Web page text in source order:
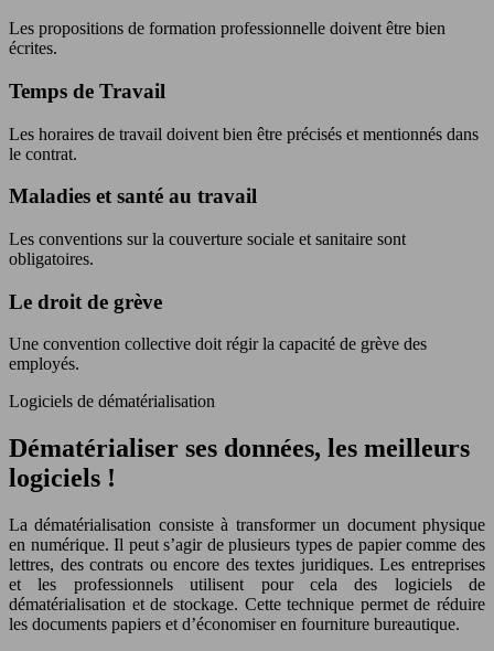
Les propositions de formation professionnelle doivent être bien
écrites.
Temps de Travail
Les horaires de travail doivent bien être précisés et mentionnés dans
le contrat.
Maladies et santé au travail
Les conventions sur la couverture sociale et sanitaire sont
obligatoires.
Le droit de grève
Une convention collective doit régir la capacité de grève des
employés.
Logiciels de dématérialisation
Dématérialiser ses données, les meilleurs
logiciels !
La dématérialisation consiste à transformer un document physique
en numérique. Il peut s’agir de plusieurs types de papier comme des
lettres, des contrats ou encore des textes juridiques. Les entreprises
et les professionnels utilisent pour cela des logiciels de
dématérialisation et de stockage. Cette technique permet de réduire
les documents papiers et d’économiser en fourniture bureautique.